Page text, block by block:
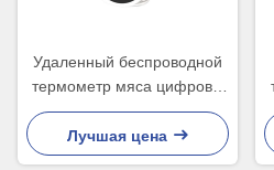
Удаленный беспроводной
термометр мяса цифров с
двойными зондами для
печи
Лучшая цена